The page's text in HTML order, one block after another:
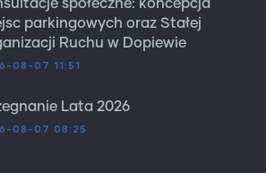
społeczne: koncepcja
parkingowych oraz Stałej
Ruchu w Dopiewie
08-07 11:51
Lata 2026
08-07 08:25